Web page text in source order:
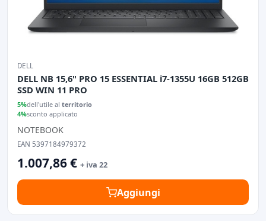
DELL
DELL NB 15,6" PRO 15 ESSENTIAL i7-1355U 16GB 512GB
SSD WIN 11 PRO
5%dell'utile al territorio
4%sconto applicato
NOTEBOOK
EAN 5397184979372
1.007,86 € + iva 22
Aggiungi